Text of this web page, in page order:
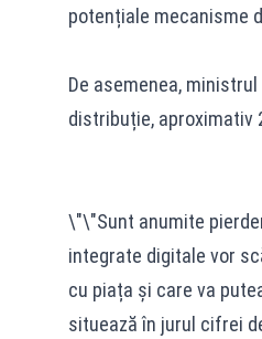
potențiale mecanisme
De asemenea,
distribuție, aproximativ
\"\"Sunt anumite
integrate digitale vor
cu piața și care va
situează în jurul cifrei